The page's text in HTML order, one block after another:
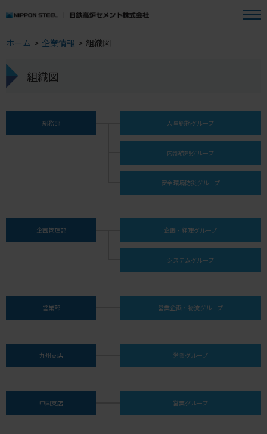
ホーム > 企業情報 > 組織図
組織図
総務部 人事総務グループ
内部統制グループ
安全環境防災グループ
企画管理部 企画・経理グループ
システムグループ
営業部 営業企画・物流グループ
九州支店 営業グループ
中国支店 営業グループ